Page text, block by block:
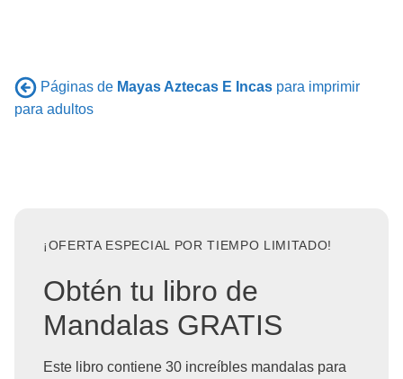
Páginas de Mayas Aztecas E Incas para imprimir
para adultos
¡OFERTA ESPECIAL POR TIEMPO LIMITADO!
Obtén tu libro de
Mandalas GRATIS
Este libro contiene 30 increíbles mandalas para